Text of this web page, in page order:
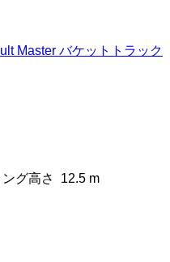
Master バケットトラック
グ高さ
12.5 m